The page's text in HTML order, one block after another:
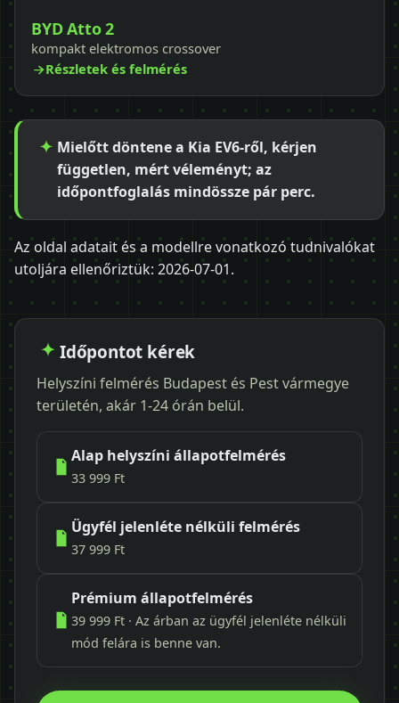
BYD Atto 2
kompakt elektromos crossover
Részletek és felmérés
Mielőtt döntene a Kia EV6-ről, kérjen
független, mért véleményt; az
időpontfoglalás mindössze pár perc.
Az oldal adatait és a modellre vonatkozó tudnivalókat
utoljára ellenőriztük: 2026-07-01.
Időpontot kérek
Helyszíni felmérés Budapest és Pest vármegye
területén, akár 1-24 órán belül.
Alap helyszíni állapotfelmérés
33 999 Ft
Ügyfél jelenléte nélküli felmérés
37 999 Ft
Prémium állapotfelmérés
39 999 Ft · Az árban az ügyfél jelenléte nélküli
mód felára is benne van.